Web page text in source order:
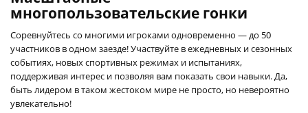
многопользовательские гонки
Соревнуйтесь со многими игроками одновременно — до 50
участников в одном заезде! Участвуйте в ежедневных и сезонных
событиях, новых спортивных режимах и испытаниях,
поддерживая интерес и позволяя вам показать свои навыки. Да,
быть лидером в таком жестоком мире не просто, но невероятно
увлекательно!